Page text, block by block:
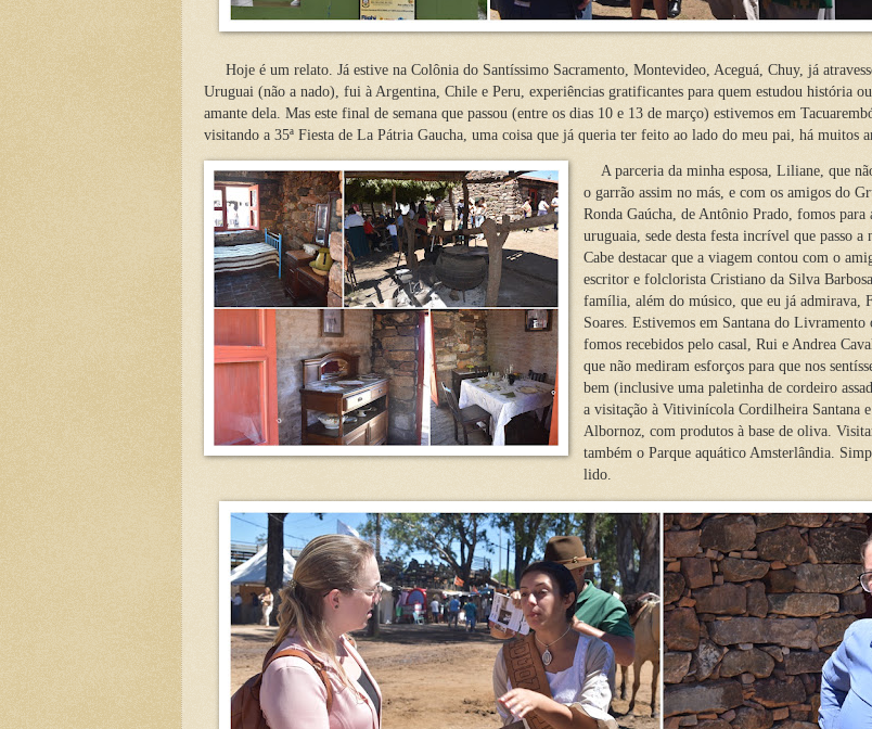
Hoje é um relato. Já estive na Colônia do Santíssimo Sacramento, Montevideo, Aceguá, Chuy, já
Uruguai (não a nado), fui à Argentina, Chile e Peru, experiências gratificantes para quem estudou história
amante dela. Mas este final de semana que passou (entre os dias 10 e 13 de março) estivemos em
visitando a 35ª Fiesta de La Pátria Gaucha, uma coisa que já queria ter feito ao lado do meu pai, há muitos
A parceria da minha esposa, Liliane, que
o garrão assim no más, e com os amigos do
Ronda Gaúcha, de Antônio Prado, fomos para
uruguaia, sede desta festa incrível que passo a
Cabe destacar que a viagem contou com o
escritor e folclorista Cristiano da Silva
família, além do músico, que eu já admirava,
Soares. Estivemos em Santana do Livramento
fomos recebidos pelo casal, Rui e Andrea
que não mediram esforços para que nos
bem (inclusive uma paletinha de cordeiro
a visitação à Vitivinícola Cordilheira Santana e
Albornoz, com produtos à base de oliva.
também o Parque aquático Amsterlândia.
lido.